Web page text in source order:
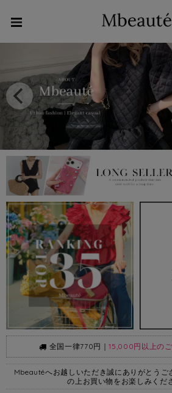
全国一律770円｜15,000円以上の
Mbeautéへお越しいただき誠にありがとう
の上お買い物をお楽しみくだ